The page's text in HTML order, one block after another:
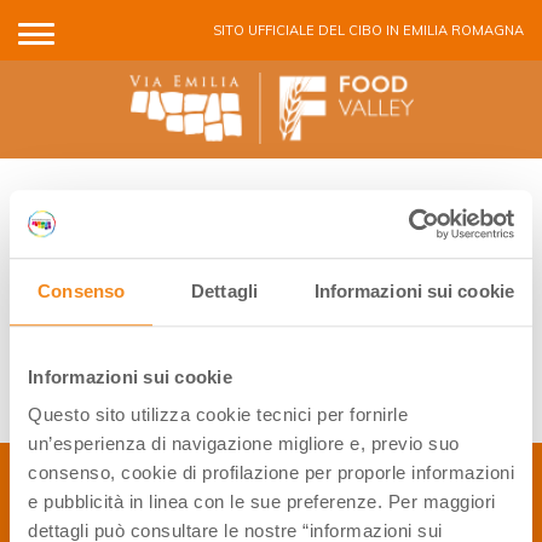
Consenso Dettagli Informazioni sui cookie
Informazioni sui cookie
Questo sito utilizza cookie tecnici per fornirle
un’esperienza di navigazione migliore e, previo suo
consenso, cookie di profilazione per proporle informazioni
e pubblicità in linea con le sue preferenze. Per maggiori
dettagli può consultare le nostre “informazioni sui
SITO UFFICIALE DEL CIBO IN EMILIA ROMAGNA
FATTORIE APERTE
CASEIFICI APERTI
ACETAIE APERTE
CONTATTI